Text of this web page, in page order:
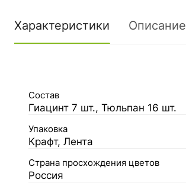
Характеристики Описание
Состав
Гиацинт 7 шт., Тюльпан 16 шт.
Упаковка
Крафт, Лента
Страна просхождения цветов
Россия